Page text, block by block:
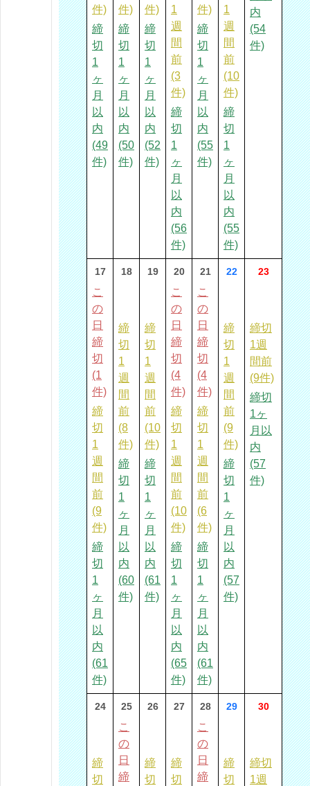
件)
締
切
1
ヶ
月
以
内
(49
件)
件)
締
切
1
ヶ
月
以
内
(50
件)
件)
締
切
1
ヶ
月
以
内
(52
件)
1
週
間
前
(3
件)
締
切
1
ヶ
月
以
内
(56
件)
件)
締
切
1
ヶ
月
以
内
(55
件)
1
週
間
前
(10
件)
締
切
1
ヶ
月
以
内
(55
件)
内
(54
件)
17
こ
の
日
締
切
(1
件)
締
切
1
週
間
前
(9
件)
締
切
1
ヶ
月
以
内
(61
件)
18
締
切
1
週
間
前
(8
件)
締
切
1
ヶ
月
以
内
(60
件)
19
締
切
1
週
間
前
(10
件)
締
切
1
ヶ
月
以
内
(61
件)
20
こ
の
日
締
切
(4
件)
締
切
1
週
間
前
(10
件)
締
切
1
ヶ
月
以
内
(65
件)
21
こ
の
日
締
切
(4
件)
締
切
1
週
間
前
(6
件)
締
切
1
ヶ
月
以
内
(61
件)
22
締
切
1
週
間
前
(9
件)
締
切
1
ヶ
月
以
内
(57
件)
23
締切
1週
間前
(9件)
締切
1ヶ
月以
内
(57
件)
24
締
切
25
こ
の
日
締
26
締
切
27
締
切
28
こ
の
日
締
29
締
切
30
締切
1週